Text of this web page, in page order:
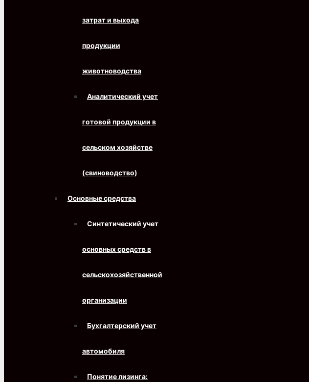
затрат и выхода
продукции
животноводства
Аналитический учет
готовой продукции в
сельском хозяйстве
(свиноводство)
Основные средства
Синтетический учет
основных средств в
сельскохозяйственной
организации
Бухгалтерский учет
автомобиля
Понятие лизинга: